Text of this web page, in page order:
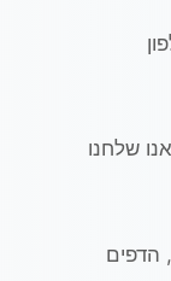
שלחנו
הדפים